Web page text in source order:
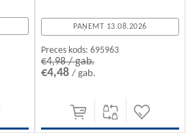
PAŅEMT 13.08.2026
Preces kods: 695963
€4,98 / gab.
€4,48 / gab.